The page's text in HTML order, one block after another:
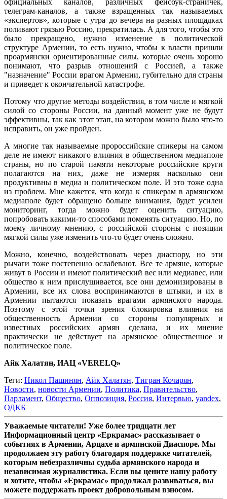
официальных каналов, различных фейсбук-страничек,
телеграм-каналов, а также взращенных так называемых
«экспертов», которые с утра до вечера на разных площадках
поливают грязью Россию, прекратилась. А для того, чтобы это
было прекращено, нужно изменение в политической
структуре Армении, то есть нужно, чтобы к власти пришли
проармянски ориентированные силы, которые очень хорошо
понимают, что разрыв отношений с Россией, а также
"назначение" России врагом Армении, губительно для страны
и приведет к окончательной катастрофе.
Потому что другие методы воздействия, в том числе и мягкой
силой со стороны России, на данный момент уже не будут
эффективны, так как этот этап, на котором можно было что-то
исправить, он уже пройден.
А многие так называемые пророссийские спикеры на самом
деле не имеют никакого влияния в общественном медиаполе
страны, но по старой памяти некоторые российские круги
полагаются на них, даже не измеряя насколько они
продуктивны в медиа и политическом поле. И это тоже одна
из проблем. Мне кажется, что когда к спикерам в армянском
медиаполе будет обращено больше внимания, будет усилен
мониторинг, тогда можно будет оценить ситуацию,
попробовать какими-то способами поменять ситуацию. Но, по
моему личному мнению, с российской стороны с позиции
мягкой силы уже изменить что-то будет очень сложно.
Можно, конечно, воздействовать через диаспору, но эти
рычаги тоже постепенно ослабевают. Все те армяне, которые
живут в России и имеют политический вес или медиавес, или
общество к ним прислушивается, все они демонизированы в
Армении, все их слова воспринимаются в штыки, и их в
Армении пытаются показать врагами армянского народа.
Поэтому с этой точки зрения блокировка влияния на
общественность Армении со стороны популярных и
известных российских армян сделана, и их мнение
практически не действует на армянское общественное и
политическое поле.
Айк Халатян, ИАЦ «VERELQ»
Теги: Никол Пашинян, Айк Халатян, Тигран Кочарян,
Новости, новости Армении, Политика, Правительство,
Парламент, Общество, Оппозиция, Россия, Интервью, yandex,
ОДКБ
Уважаемые читатели! Уже более тридцати лет
Информационный центр «Еркрамас» рассказывает о
событиях в Армении, Арцахе и армянской Диаспоре. Мы
продолжаем эту работу благодаря поддержке читателей,
которым небезразличны судьба армянского народа и
независимая журналистика. Если вы цените нашу работу
и хотите, чтобы «Еркрамас» продолжал развиваться, вы
можете поддержать проект добровольным взносом.